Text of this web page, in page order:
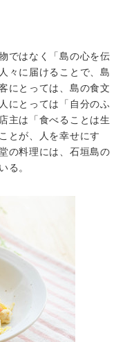
ではなく「島の心を伝
々に届けることで、島
にとっては、島の食文
にとっては「自分のふ
主は「食べることは生
とが、人を幸せにす
の料理には、石垣島の
る。